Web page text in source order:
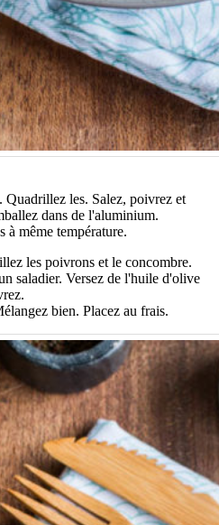
Quadrillez les. Salez, poivrez et
dans de l'aluminium.
à même température.
les poivrons et le concombre.
saladier. Versez de l'huile d'olive
bien. Placez au frais.